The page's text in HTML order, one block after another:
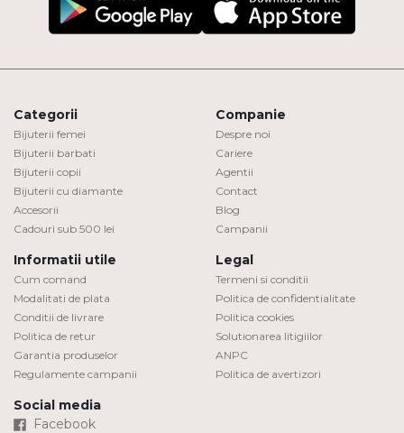
Categorii
Bijuterii femei
Bijuterii barbati
Bijuterii copii
Bijuterii cu diamante
Accesorii
Cadouri sub 500 lei
Companie
Despre noi
Cariere
Agentii
Contact
Blog
Campanii
Informatii utile
Cum comand
Modalitati de plata
Conditii de livrare
Politica de retur
Garantia produselor
Regulamente campanii
Legal
Termeni si conditii
Politica de confidentialitate
Politica cookies
Solutionarea litigiilor
ANPC
Politica de avertizori
Social media
Facebook